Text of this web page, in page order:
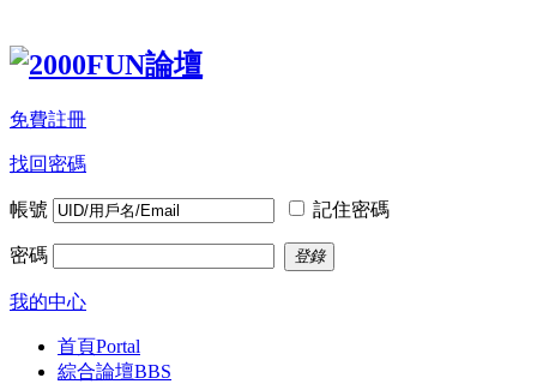
免費註冊
找回密碼
帳號 記住密碼
密碼 登錄
我的中心
首頁Portal
綜合論壇BBS